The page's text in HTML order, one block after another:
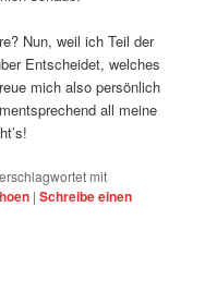
Nun, weil ich Teil der
Entscheidet, welches
mich also persönlich
all meine
mit
|Schreibe einen